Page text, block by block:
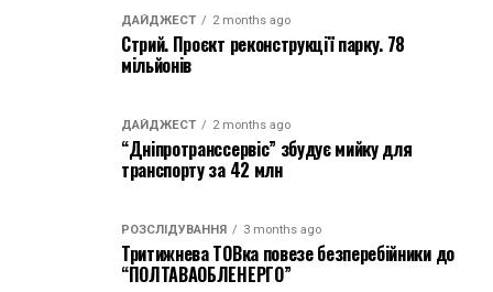
ДАЙДЖЕСТ 2 months ago
Стрий. Проєкт реконструкції парку. 78
мільйонів
ДАЙДЖЕСТ 2 months ago
“Дніпротранссервіс” збудує мийку для
транспорту за 42 млн
РОЗСЛІДУВАННЯ 3 months ago
Тритижнева ТОВка повезе безперебійники до
“ПОЛТАВАОБЛЕНЕРГО”